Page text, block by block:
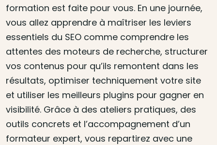
formation est faite pour vous. En une journée,
vous allez apprendre à maîtriser les leviers
essentiels du SEO comme comprendre les
attentes des moteurs de recherche, structurer
vos contenus pour qu’ils remontent dans les
résultats, optimiser techniquement votre site
et utiliser les meilleurs plugins pour gagner en
visibilité. Grâce à des ateliers pratiques, des
outils concrets et l’accompagnement d’un
formateur expert, vous repartirez avec une